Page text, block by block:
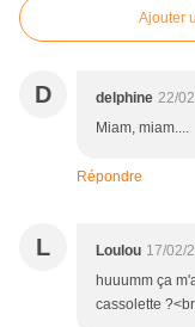
Ajouter
D delphine 22/
Miam, miam....
Répondre
L Loulou 17/02/
huuumm ça
cassolette